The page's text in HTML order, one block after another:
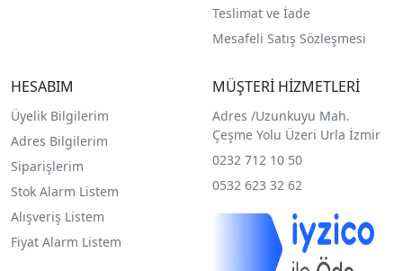
Teslimat ve İade
Mesafeli Satış Sözleşmesi
HESABIM
Üyelik Bilgilerim
Adres Bilgilerim
Siparişlerim
Stok Alarm Listem
Alışveriş Listem
Fiyat Alarm Listem
MÜŞTERİ HİZMETLERİ
Adres /Uzunkuyu Mah.
Çeşme Yolu Üzeri Urla İzmir
0232 712 10 50
0532 623 32 62